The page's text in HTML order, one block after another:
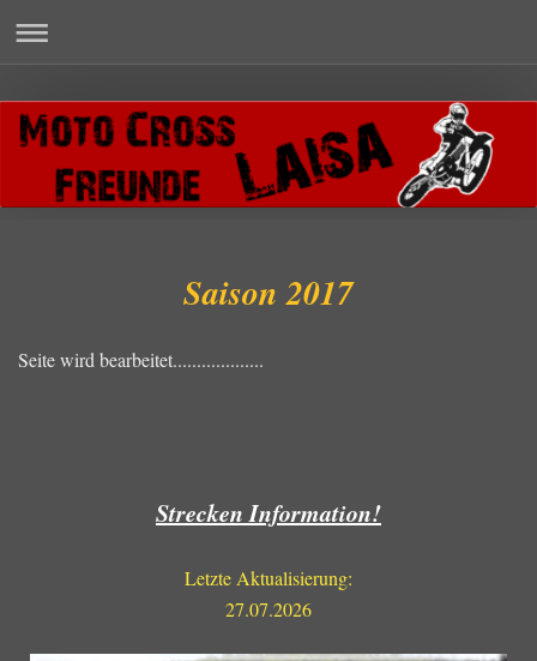
Saison 2017
Seite wird bearbeitet...................
Strecken Information!
Letzte Aktualisierung:
27.07.2026